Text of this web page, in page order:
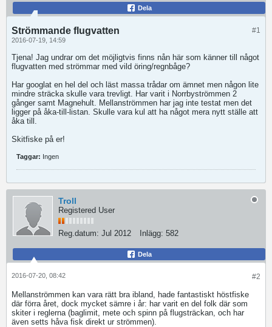
Dela
#1
Strömmande flugvatten
2016-07-19, 14:59
Tjena! Jag undrar om det möjligtvis finns nån här som känner till något
flugvatten med strömmar med vild öring/regnbåge?
Har googlat en hel del och läst massa trådar om ämnet men någon lite
mindre sträcka skulle vara trevligt. Har varit i Norrbyströmmen 2
gånger samt Magnehult. Mellanströmmen har jag inte testat men det
ligger på åka-till-listan. Skulle vara kul att ha något mera nytt ställe att
åka till.
Skitfiske på er!
Taggar: Ingen
Troll
Registered User
Reg.datum: Jul 2012 Inlägg: 582
Dela
#2
2016-07-20, 08:42
Mellanströmmen kan vara rätt bra ibland, hade fantastiskt höstfiske
där förra året, dock mycket sämre i år: har varit en del folk där som
skiter i reglerna (baglimit, mete och spinn på flugsträckan, och har
även setts håva fisk direkt ur strömmen).